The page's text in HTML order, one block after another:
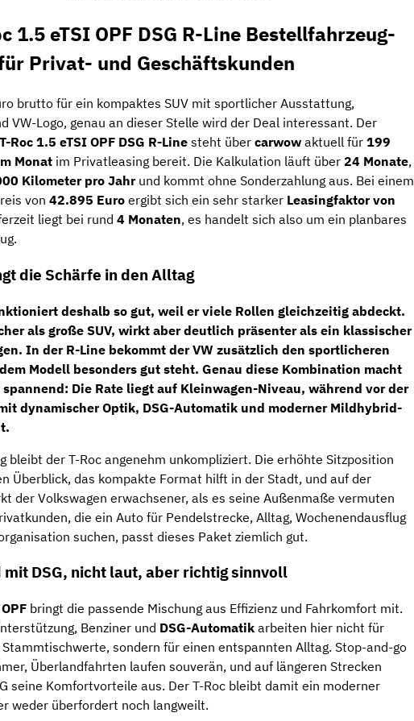
1.5 eTSI OPF DSG R-Line Bestellfahrzeug-
Privat- und Geschäftskunden
brutto für ein kompaktes SUV mit sportlicher Ausstattung,
VW-Logo, genau an dieser Stelle wird der Deal interessant. Der
T-Roc 1.5 eTSI OPF DSG R-Line steht über carwow aktuell für 199
Monat im Privatleasing bereit. Die Kalkulation läuft über 24 Monate,
Kilometer pro Jahrund kommt ohne Sonderzahlung aus. Bei einem
von 42.895 Euro ergibt sich ein sehr starker Leasingfaktor von
liegt bei rund 4 Monaten, es handelt sich also um ein planbares
die Schärfe in den Alltag
deshalb so gut, weil er viele Rollen gleichzeitig abdeckt.
als große SUV, wirkt aber deutlich präsenter als ein klassischer
In derR-Line bekommt der VW zusätzlich den sportlicheren
Modell besonders gut steht. Genau diese Kombination macht
spannend: Die Rate liegt auf Kleinwagen-Niveau, während vor der
dynamischer Optik, DSG-Automatik und moderner Mildhybrid-
bleibt der T-Roc angenehm unkompliziert. Die erhöhte Sitzposition
Überblick, das kompakte Format hilft in der Stadt, und auf der
der Volkswagen erwachsener, als es seine Außenmaße vermuten
die ein Auto für Pendelstrecke, Alltag, Wochenendausflug
suchen, passt dieses Paket ziemlich gut.
DSG, nicht laut, aber richtig sinnvoll
bringt die passende Mischung aus Effizienz und Fahrkomfort mit.
Benziner und DSG-Automatik arbeiten hier nicht für
sondern für einen entspannten Alltag. Stop-and-go
Überlandfahrten laufen souverän, und auf längeren Strecken
seine Komfortvorteile aus. Der T-Roc bleibt damit ein moderner
weder überfordert noch langweilt.